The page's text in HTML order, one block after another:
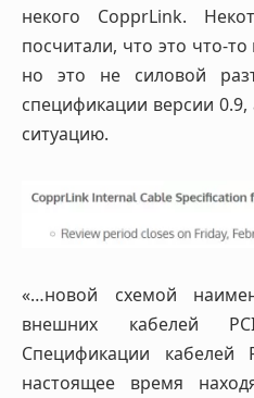
некого CopprLink.
посчитали, что это что-
но это не силовой
спецификации версии
ситуацию.
«…новой схемой
внешних кабелей
Спецификации
настоящее время